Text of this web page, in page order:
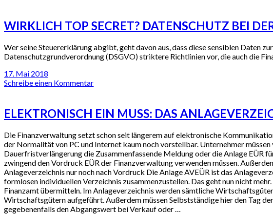
WIRKLICH TOP SECRET? DATENSCHUTZ BEI
Wer seine Steuererklärung abgibt, geht davon aus, dass diese sensiblen Daten
Datenschutzgrundverordnung (DSGVO) striktere Richtlinien vor, die auch die
17. Mai 2018
Schreibe einen Kommentar
ELEKTRONISCH EIN MUSS: DAS
Die Finanzverwaltung setzt schon seit längerem auf elektronische
der Normalität von PC und Internet kaum noch vorstellbar. Unternehmer
Dauerfristverlängerung die Zusammenfassende Meldung oder die Anlage EÜR
zwingend den Vordruck EÜR der Finanzverwaltung verwenden müssen.
Anlageverzeichnis nur noch nach Vordruck Die Anlage AVEÜR ist das
formlosen individuellen Verzeichnis zusammenzustellen. Das geht nun nicht
Finanzamt übermitteln. Im Anlageverzeichnis werden sämtliche
Wirtschaftsgütern aufgeführt. Außerdem müssen Selbstständige hier den Tag
gegebenenfalls den Abgangswert bei Verkauf oder …